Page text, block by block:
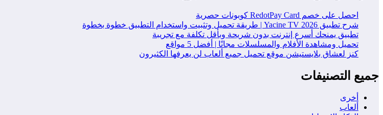
احصل على خصم RedotPay Card كوبونات حصرية
شرح تطبيق Yacine TV 2026 | طريقة تحميل وتثبيت واستخدام التطبيق خطوة بخطوة
تطبيق يمنحك أسرع إنترنت بدون شريحة وبأقل تكلفة مع تجريبة
تحميل ومشاهدة الأفلام والمسلسلات مجانًا | أفضل 5 مواقع
كنز لعشاق بلايستيشن موقع تحميل جميع ألعاب لن يعرفها الكثيرون
جميع التصنيفات
أخرى
ألعاب